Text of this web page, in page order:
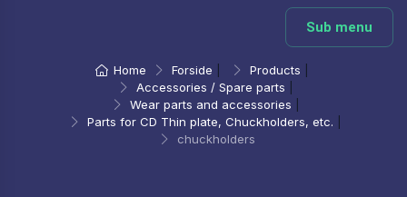
Sub menu
Home Forside Products
Accessories / Spare parts
Wear parts and accessories
Parts for CD Thin plate, Chuckholders, etc.
chuckholders